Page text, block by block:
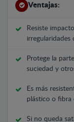
Ventajas:
Resiste
irregularidades
Protege la
suciedad y
Es más
plástico o fibra
Si no queda